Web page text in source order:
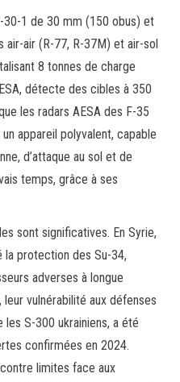
30-1 de 30 mm (150 obus) et
air-air (R-77, R-37M) et air-sol
8 tonnes de charge
détecte des cibles à 350
les radars AESA des F-35
appareil polyvalent, capable
d’attaque au sol et de
temps, grâce à ses
sont significatives. En Syrie,
la protection des Su-34,
adverses à longue
leur vulnérabilité aux défenses
S-300 ukrainiens, a été
confirmées en 2024.
limites face aux